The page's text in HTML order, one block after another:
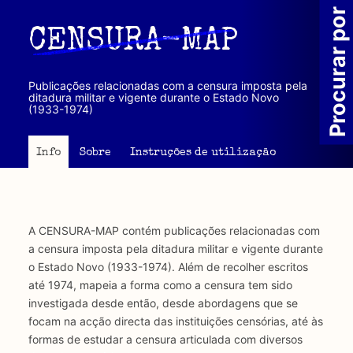
principal
CENSURA-MAP
Publicações relacionadas com a censura imposta pela
ditadura militar e vigente durante o Estado Novo
(1933-1974)
Info Sobre Instruções de utilização
A CENSURA-MAP contém publicações relacionadas com
a censura imposta pela ditadura militar e vigente durante
o Estado Novo (1933-1974). Além de recolher escritos
até 1974, mapeia a forma como a censura tem sido
investigada desde então, desde abordagens que se
focam na acção directa das instituições censórias, até às
formas de estudar a censura articulada com diversos
Procurar por